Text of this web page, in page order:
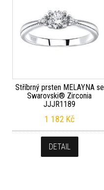
Stříbrný prsten MELAYNA se
Swarovski® Zirconia
JJJR1189
1 182 Kč
DETAIL